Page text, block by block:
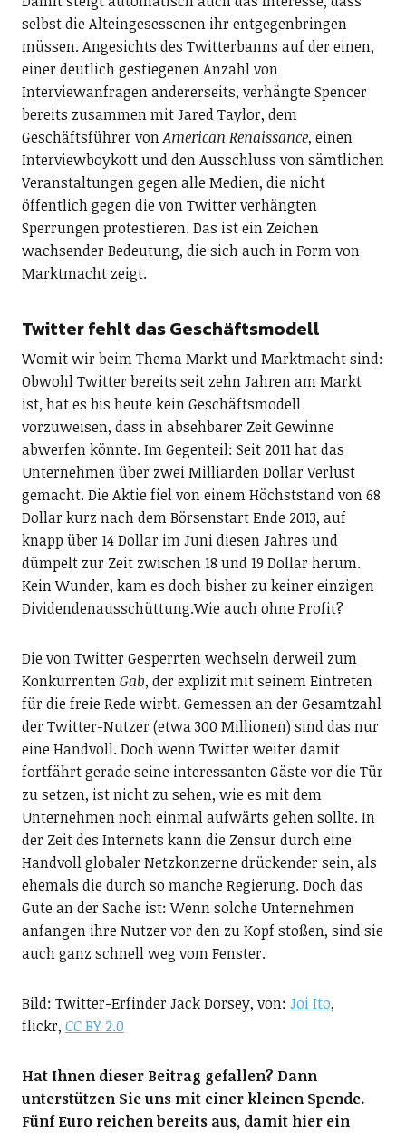
selbst die Alteingesessenen ihr entgegenbringen
müssen. Angesichts des Twitterbanns auf der einen,
einer deutlich gestiegenen Anzahl von
Interviewanfragen andererseits, verhängte Spencer
bereits zusammen mit Jared Taylor, dem
Geschäftsführer vonAmerican Renaissance, einen
Interviewboykott und den Ausschluss von sämtlichen
Veranstaltungen gegen alle Medien, die nicht
öffentlich gegen die von Twitter verhängten
Sperrungen protestieren. Das ist ein Zeichen
wachsender Bedeutung, die sich auch in Form von
Marktmacht zeigt.
Twitter fehlt das Geschäftsmodell
Womit wir beim Thema Markt und Marktmacht sind:
Obwohl Twitter bereits seit zehn Jahren am Markt
ist, hat es bis heute kein Geschäftsmodell
vorzuweisen, dass in absehbarer Zeit Gewinne
abwerfen könnte. Im Gegenteil: Seit 2011 hat das
Unternehmen über zwei Milliarden Dollar Verlust
gemacht. Die Aktie fiel von einem Höchststand von 68
Dollar kurz nach dem Börsenstart Ende 2013, auf
knapp über 14 Dollar im Juni diesen Jahres und
dümpelt zur Zeit zwischen 18 und 19 Dollar herum.
Kein Wunder, kam es doch bisher zu keiner einzigen
Dividendenausschüttung.Wie auch ohne Profit?
Die von Twitter Gesperrten wechseln derweil zum
KonkurrentenGab, der explizit mit seinem Eintreten
für die freie Rede wirbt. Gemessen an der Gesamtzahl
der Twitter-Nutzer (etwa 300 Millionen) sind das nur
eine Handvoll. Doch wenn Twitter weiter damit
fortfährt gerade seine interessanten Gäste vor die Tür
zu setzen, ist nicht zu sehen, wie es mit dem
Unternehmen noch einmal aufwärts gehen sollte. In
der Zeit des Internets kann die Zensur durch eine
Handvoll globaler Netzkonzerne drückender sein, als
ehemals die durch so manche Regierung. Doch das
Gute an der Sache ist: Wenn solche Unternehmen
anfangen ihre Nutzer vor den zu Kopf stoßen, sind sie
auch ganz schnell weg vom Fenster.
Bild: Twitter-Erfinder Jack Dorsey, von: Joi Ito,
flickr, CC BY 2.0
Hat Ihnen dieser Beitrag gefallen? Dann
unterstützen Sie uns mit einer kleinen Spende.
Fünf Euro reichen bereits aus, damit hier ein